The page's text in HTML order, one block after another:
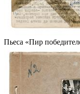
Пьеса «Пир